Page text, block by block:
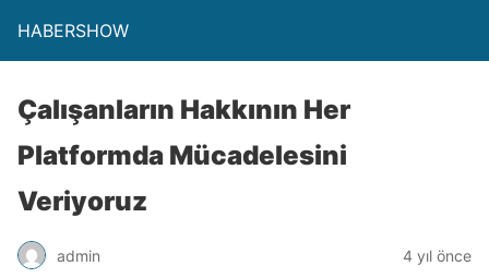
HABERSHOW
Çalışanların Hakkının Her
Platformda Mücadelesini
Veriyoruz
admin 4 yıl önce